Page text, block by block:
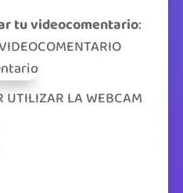
tu videocomentario:
UTILIZAR LA WEBCAM